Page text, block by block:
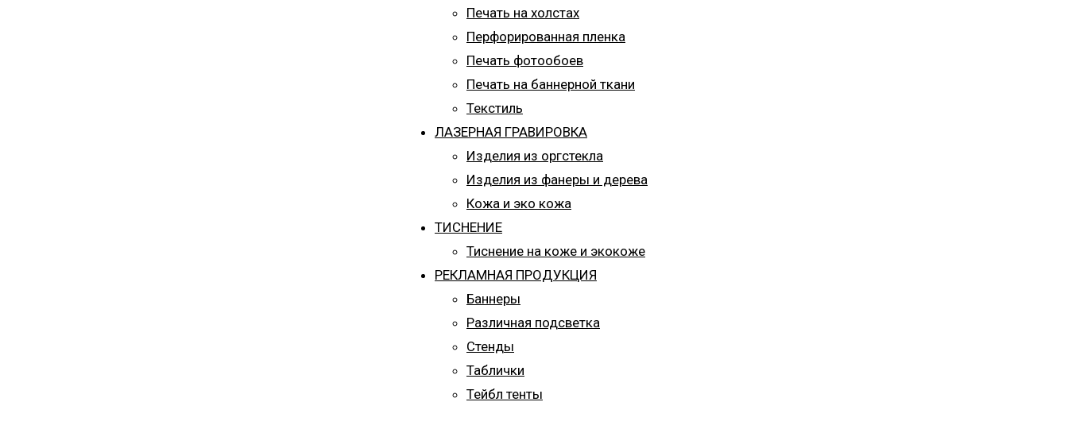
Печать на холстах
Перфорированная пленка
Печать фотообоев
Печать на баннерной ткани
Текстиль
ЛАЗЕРНАЯ ГРАВИРОВКА
Изделия из оргстекла
Изделия из фанеры и дерева
Кожа и эко кожа
ТИСНЕНИЕ
Тиснение на коже и экокоже
РЕКЛАМНАЯ ПРОДУКЦИЯ
Баннеры
Различная подсветка
Стенды
Таблички
Тейбл тенты